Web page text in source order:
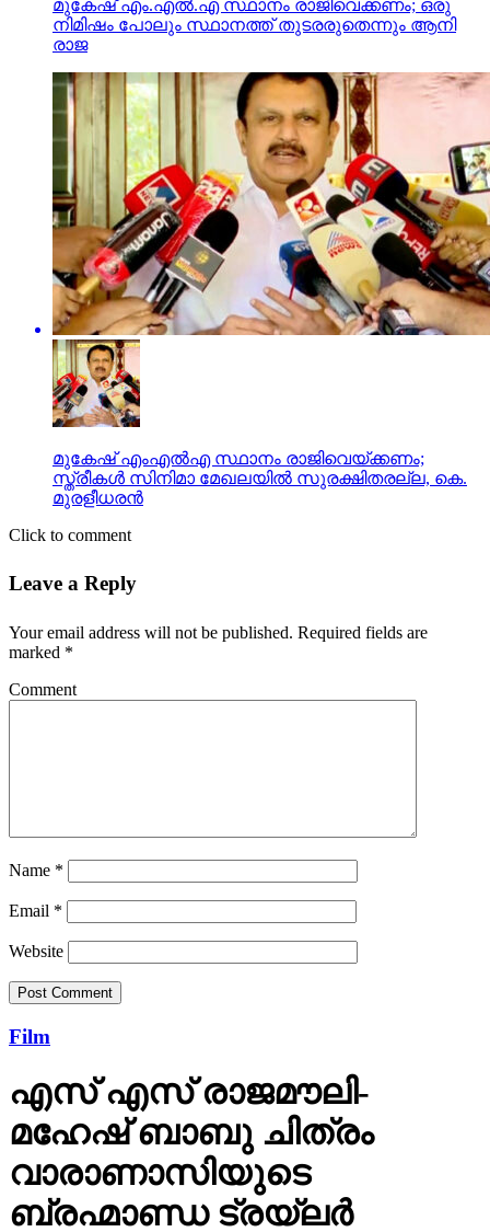
മുകേഷ് എം.എല്‍.എ സ്ഥാനം രാജിവെക്കണം; ഒരു
നിമിഷം പോലും സ്ഥാനത്ത് തുടരരുതെന്നും ആനി
രാജ
മുകേഷ് എംഎൽഎ സ്ഥാനം രാജിവെയ്ക്കണം;
സ്ത്രീകൾ സിനിമാ മേഖലയിൽ സുരക്ഷിതരല്ല, കെ.
മുരളീധരന്‍
Click to comment
Leave a Reply
Your email address will not be published. Required fields are
marked *
Comment
Name *
Email *
Website
Film
എസ് എസ് രാജമൗലി-
മഹേഷ് ബാബു ചിത്രം
വാരാണാസിയുടെ
ബ്രഹ്മാണ്ഡ ട്രയ്ലർ